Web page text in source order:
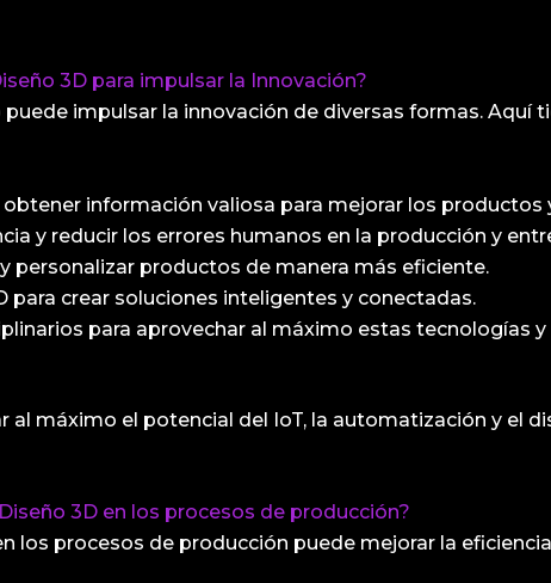
3D para impulsar la Innovación?
impulsar la innovación de diversas formas. Aquí
información valiosa para mejorar los productos
y reducir los errores humanos en la producción y
personalizar productos de manera más eficiente.
para crear soluciones inteligentes y conectadas.
para aprovechar al máximo estas tecnologías y
máximo el potencial del IoT, la automatización y el
3D en los procesos de producción?
los procesos de producción puede mejorar la